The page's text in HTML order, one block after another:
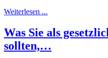
Weiterlesen ...
Was Sie als
sollten,…